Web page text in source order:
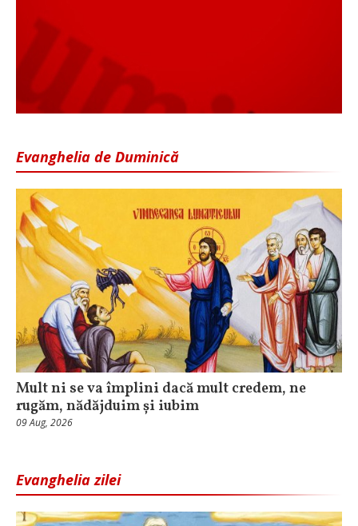
Evanghelia de Duminică
Mult ni se va împlini dacă mult credem, ne
rugăm, nădăjduim și iubim
09 Aug, 2026
Evanghelia zilei